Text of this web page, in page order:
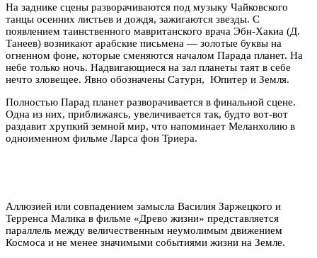
На заднике сцены разворачиваются под музыку Чайковского
танцы осенних листьев и дождя, зажигаются звезды. С
появлением таинственного мавританского врача Эбн-Хакиа (Д.
Танеев) возникают арабские письмена — золотые буквы на
огненном фоне, которые сменяются началом Парада планет. На
небе только ночь. Надвигающиеся на зал планеты таят в себе
нечто зловещее. Явно обозначены Сатурн, Юпитер и Земля.
Полностью Парад планет разворачивается в финальной сцене.
Одна из них, приближаясь, увеличивается так, будто вот-вот
раздавит хрупкий земной мир, что напоминает Меланхолию в
одноименном фильме Ларса фон Триера.
Аллюзией или совпадением замысла Василия Заржецкого и
Терренса Малика в фильме «Древо жизни» представляется
параллель между величественным неумолимым движением
Космоса и не менее значимыми событиями жизни на Земле.